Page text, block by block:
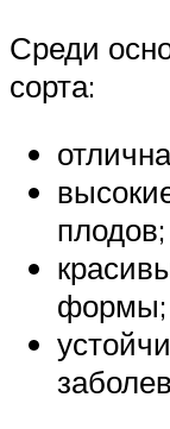
Среди
сорта:
плодов;
формы;